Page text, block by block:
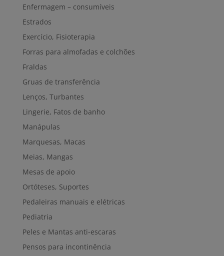
Enfermagem – consumíveis
Estrados
Exercício, Fisioterapia
Forras para almofadas e colchões
Fraldas
Gruas de transferência
Lenços, Turbantes
Lingerie, Fatos de banho
Manápulas
Marquesas, Macas
Meias, Mangas
Mesas de apoio
Ortóteses, Suportes
Pedaleiras manuais e elétricas
Pediatria
Peles e Mantas anti-escaras
Pensos para incontinência